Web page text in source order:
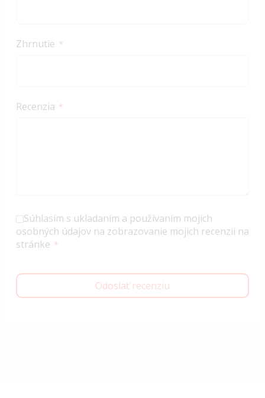
Zhrnutie
Recenzia
Súhlasím s ukladaním a používaním mojich
osobných údajov na zobrazovanie mojich recenzií na
stránke
Odoslať recenziu